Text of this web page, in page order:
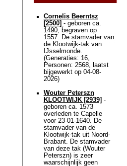
Cornelis Beerntsz
[2500] - geboren ca.
1490, begraven op
1557. De stamvader van
de Klootwijk-tak van
IJsselmonde.
(Generaties: 16,
Personen: 2568, laatst
bijgewerkt op 04-08-
2026)
Wouter Peterszn
KLOOTWIJK [2939] -
geboren ca. 1573
overleden te Capelle
voor 23-01-1640. De
stamvader van de
Klootwijk-tak uit Noord-
Brabant. De stamvader
van deze tak (Wouter
Peterszn) is zeer
waarschijnlijk geen